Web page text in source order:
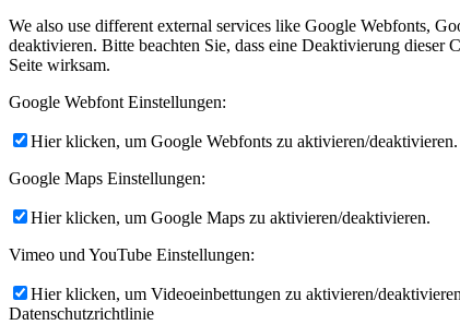
We also use different external services like Google Webfonts,
deaktivieren. Bitte beachten Sie, dass eine Deaktivierung dieser
Seite wirksam.
Google Webfont Einstellungen:
Hier klicken, um Google Webfonts zu aktivieren/deaktivieren.
Google Maps Einstellungen:
Hier klicken, um Google Maps zu aktivieren/deaktivieren.
Vimeo und YouTube Einstellungen:
Hier klicken, um Videoeinbettungen zu aktivieren/
Datenschutzrichtlinie